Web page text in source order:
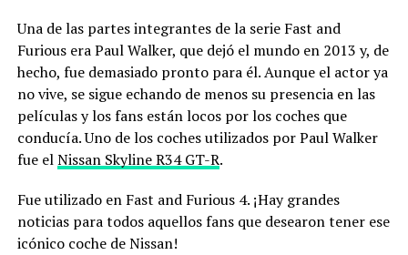
Una de las partes integrantes de la serie Fast and
Furious era Paul Walker, que dejó el mundo en 2013 y, de
hecho, fue demasiado pronto para él. Aunque el actor ya
no vive, se sigue echando de menos su presencia en las
películas y los fans están locos por los coches que
conducía. Uno de los coches utilizados por Paul Walker
fue elNissan Skyline R34 GT-R.
Fue utilizado en Fast and Furious 4. ¡Hay grandes
noticias para todos aquellos fans que desearon tener ese
icónico coche de Nissan!